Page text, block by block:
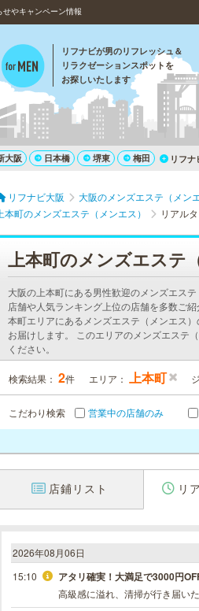
やキャンペーン情報
リフナビが男のリフレッシュ＆
リラクゼーションスポットを
お探しいたします
大阪 日本橋 堺東 梅田 リフ
リフナビ大阪 大阪のメンズエステ（メンエ
上本町のメンズエステ（メンエス）
リアル
上本町のメンズエステ
大阪の上本町にある男性歓迎のメンズエス
店舗や人気ランキング上位の店舗を多数ご
本町エリアにあるメンズエステ（メンエス
お届けします。 このエリアのメンズエステ
ください。
検索結果： 2件 エリア： 上本町
こだわり検索 営業中の店舗のみ
店鋪リスト リ
2026年08月06日
15:10
アタリ確実！大満足で3000円